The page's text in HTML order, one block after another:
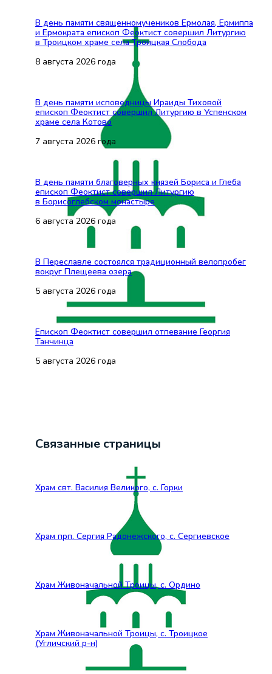
В день памяти священномучеников Ермолая, Ермиппа
и Ермократа епископ Феоктист совершил Литургию
в Троицком храме села Троицкая Слобода
8 августа 2026 года
В день памяти исповедницы Ираиды Тиховой
епископ Феоктист совершил Литургию в Успенском
храме села Котово
7 августа 2026 года
В день памяти благоверных князей Бориса и Глеба
епископ Феоктист совершил Литургию
в Борисоглебском монастыре
6 августа 2026 года
В Переславле состоялся традиционный велопробег
вокруг Плещеева озера
5 августа 2026 года
Епископ Феоктист совершил отпевание Георгия
Танчинца
5 августа 2026 года
Связанные страницы
Храм свт. Василия Великого, с. Горки
Храм прп. Сергия Радонежского, с. Сергиевское
Храм Живоначальной Троицы, с. Ордино
Храм Живоначальной Троицы, с. Троицкое
(Угличский р-н)